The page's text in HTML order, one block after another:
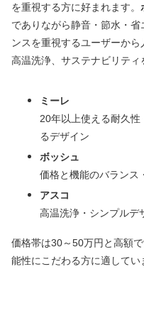
を重視する方に好まれます。
でありながら静音・節水・
ンスを重視するユーザーから
高温洗浄、サステナビリティ
ミーレ
20年以上使える耐久
るデザイン
ボッシュ
価格と機能のバランス
アスコ
高温洗浄・シンプルデ
価格帯は30～50万円と高額
能性にこだわる方に適してい